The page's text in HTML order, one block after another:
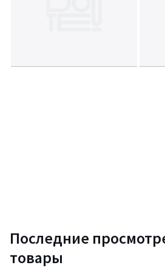
Последние
товары